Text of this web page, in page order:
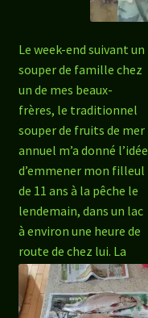
Le week-end suivant un
souper de famille chez
un de mes beaux-
frères, le traditionnel
souper de fruits de mer
annuel m’a donné l’idée
d’emmener mon filleul
de 11 ans à la pêche le
lendemain, dans un lac
à environ une heure de
route de chez lui. La